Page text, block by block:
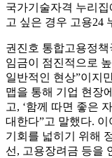
국가기술자격 누리
고 싶은 경우 고용24
권진호 통합고용정
임금이 점진적으로
일반적인 현상”이지
맵을 통해 기업 현장
고, ‘함께 따면 좋은
대한다”고 말했다.
기회를 넓히기 위해
선, 고용장려금 등을